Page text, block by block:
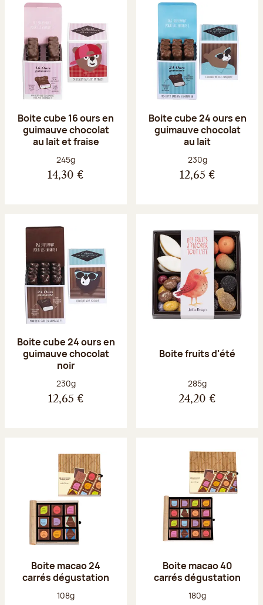
Boite cube 16 ours en
guimauve chocolat
au lait et fraise
Poids net :
245g
14,30 €
Boite cube 24 ours en
guimauve chocolat
au lait
Poids net :
230g
12,65 €
Boite cube 24 ours en
guimauve chocolat
noir
Poids net :
230g
12,65 €
Boite fruits d'été
Poids net :
285g
24,20 €
Boite macao 24
carrés dégustation
Poids net :
108g
Boite macao 40
carrés dégustation
Poids net :
180g